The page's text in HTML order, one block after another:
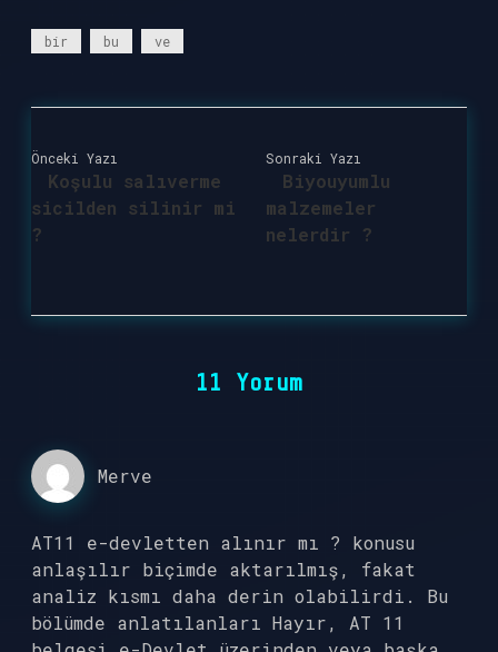
bir bu ve
Önceki Yazı
Koşulu salıverme
sicilden silinir mi
?
Sonraki Yazı
Biyouyumlu
malzemeler
nelerdir ?
11 Yorum
Merve
AT11 e-devletten alınır mı ? konusu
anlaşılır biçimde aktarılmış, fakat
analiz kısmı daha derin olabilirdi. Bu
bölümde anlatılanları Hayır, AT 11